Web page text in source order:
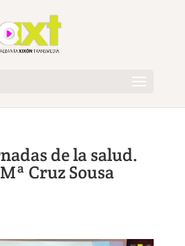
de la salud.
Cruz Sousa